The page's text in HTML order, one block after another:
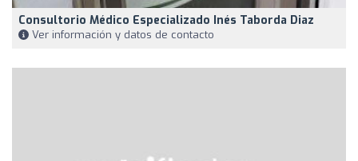
Consultorio Médico Especializado Inés Taborda Diaz
Ver información y datos de contacto